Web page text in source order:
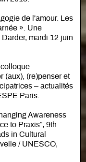
de l'amour. Les
». Une
mardi 12 juin
(aux), (re)penser et
– actualités
Paris.
Awareness
to Praxis”, 9th
in Cultural
/ UNESCO,